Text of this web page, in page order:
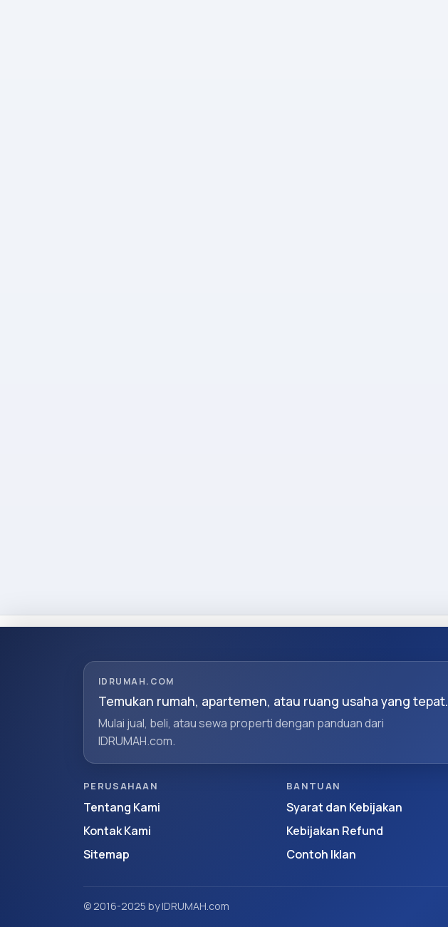
IDRUMAH.COM
Temukan rumah, apartemen, atau ruang usaha yang tepat.
Mulai jual, beli, atau sewa properti dengan panduan dari
IDRUMAH.com.
PERUSAHAAN
Tentang Kami
Kontak Kami
Sitemap
BANTUAN
Syarat dan Kebijakan
Kebijakan Refund
Contoh Iklan
© 2016-2025 by IDRUMAH.com